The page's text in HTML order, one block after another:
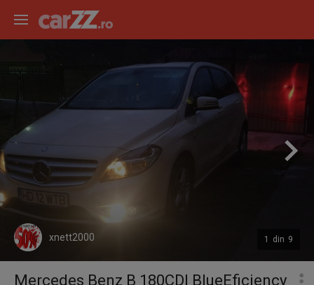
1 din 9
xnett2000
Mercedes Benz B 180CDI BlueEficiency